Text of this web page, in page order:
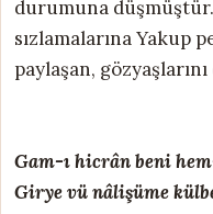
durumuna
sızlamalarına Yakup
paylaşan,
Gam-ı hicrân beni
Girye vü nâlişüme